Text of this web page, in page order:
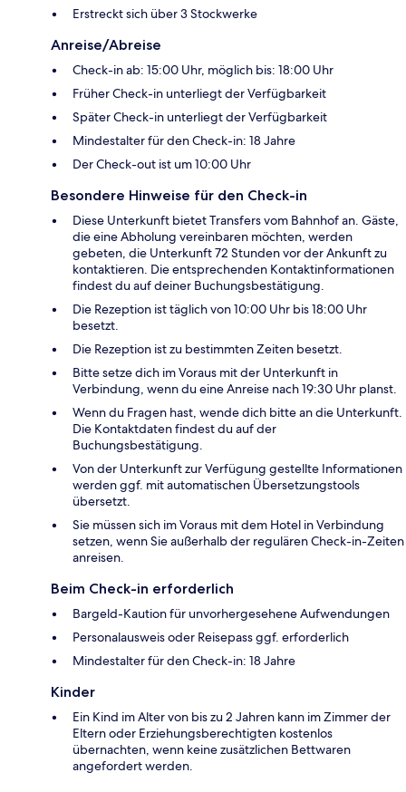
Erstreckt sich über 3 Stockwerke
Anreise/Abreise
Check-in ab: 15:00 Uhr, möglich bis: 18:00 Uhr
Früher Check-in unterliegt der Verfügbarkeit
Später Check-in unterliegt der Verfügbarkeit
Mindestalter für den Check-in: 18 Jahre
Der Check-out ist um 10:00 Uhr
Besondere Hinweise für den Check-in
Diese Unterkunft bietet Transfers vom Bahnhof an. Gäste,
die eine Abholung vereinbaren möchten, werden
gebeten, die Unterkunft 72 Stunden vor der Ankunft zu
kontaktieren. Die entsprechenden Kontaktinformationen
findest du auf deiner Buchungsbestätigung.
Die Rezeption ist täglich von 10:00 Uhr bis 18:00 Uhr
besetzt.
Die Rezeption ist zu bestimmten Zeiten besetzt.
Bitte setze dich im Voraus mit der Unterkunft in
Verbindung, wenn du eine Anreise nach 19:30 Uhr planst.
Wenn du Fragen hast, wende dich bitte an die Unterkunft.
Die Kontaktdaten findest du auf der
Buchungsbestätigung.
Von der Unterkunft zur Verfügung gestellte Informationen
werden ggf. mit automatischen Übersetzungstools
übersetzt.
Sie müssen sich im Voraus mit dem Hotel in Verbindung
setzen, wenn Sie außerhalb der regulären Check-in-Zeiten
anreisen.
Beim Check-in erforderlich
Bargeld-Kaution für unvorhergesehene Aufwendungen
Personalausweis oder Reisepass ggf. erforderlich
Mindestalter für den Check-in: 18 Jahre
Kinder
Ein Kind im Alter von bis zu 2 Jahren kann im Zimmer der
Eltern oder Erziehungsberechtigten kostenlos
übernachten, wenn keine zusätzlichen Bettwaren
angefordert werden.